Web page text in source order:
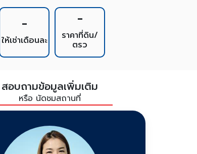
-
ให้เช่าเดือนละ
-
ราคาที่ดิน/
ตรว
สอบถามข้อมูลเพิ่มเติม
หรือ นัดชมสถานที่